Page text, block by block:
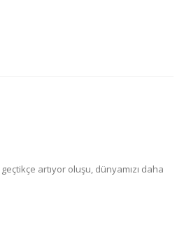
artıyor oluşu, dünyamızı daha